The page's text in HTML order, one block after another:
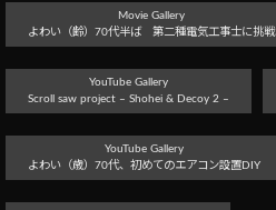
Movie Gallery
よわい（齢）70代半ば 第二種電気工事士に挑戦
YouTube Gallery
Scroll saw project – Shohei & Decoy 2 –
YouTube Gallery
よわい（歳）70代、初めてのエアコン設置DIY